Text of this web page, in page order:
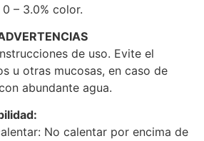
– 3.0% color.
de uso. Evite el
u otras mucosas, en caso de
abundante agua.
No calentar por encima de